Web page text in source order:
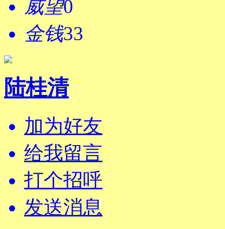
威望0
金钱33
陆桂清
加为好友
给我留言
打个招呼
发送消息